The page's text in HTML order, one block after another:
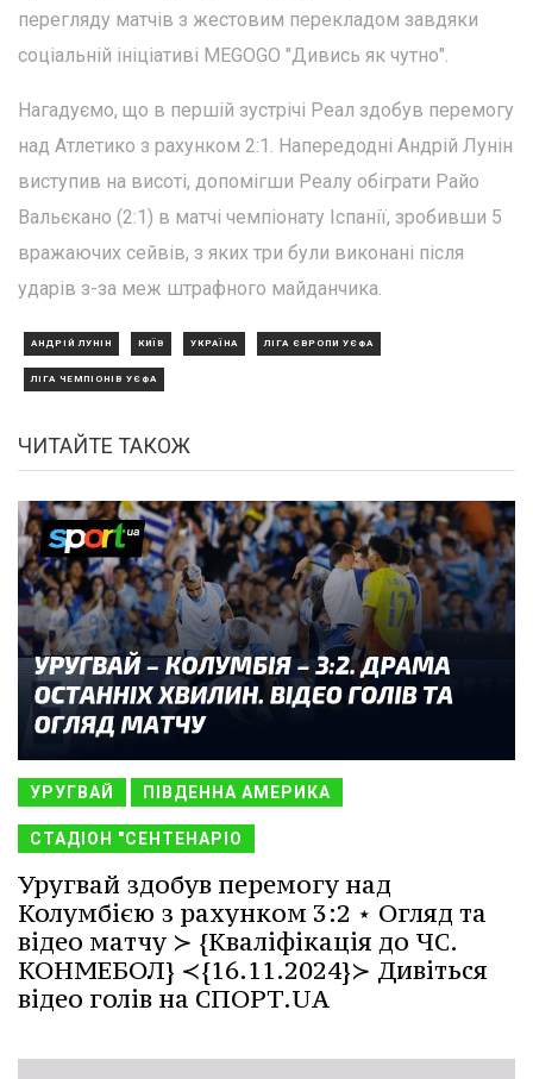
перегляду матчів з жестовим перекладом завдяки
соціальній ініціативі MEGOGO "Дивись як чутно".
Нагадуємо, що в першій зустрічі Реал здобув перемогу
над Атлетико з рахунком 2:1. Напередодні Андрій Лунін
виступив на висоті, допомігши Реалу обіграти Райо
Вальєкано (2:1) в матчі чемпіонату Іспанії, зробивши 5
вражаючих сейвів, з яких три були виконані після
ударів з-за меж штрафного майданчика.
АНДРІЙ ЛУНІН КИЇВ УКРАЇНА ЛІГА ЄВРОПИ УЄФА
ЛІГА ЧЕМПІОНІВ УЄФА
ЧИТАЙТЕ ТАКОЖ
УРУГВАЙ ПІВДЕННА АМЕРИКА
СТАДІОН "СЕНТЕНАРІО
Уругвай здобув перемогу над
Колумбією з рахунком 3:2 ⋆ Огляд та
відео матчу ≻ {Кваліфікація до ЧС.
КОНМЕБОЛ} ≺{16.11.2024}≻ Дивіться
відео голів на СПОРТ.UA